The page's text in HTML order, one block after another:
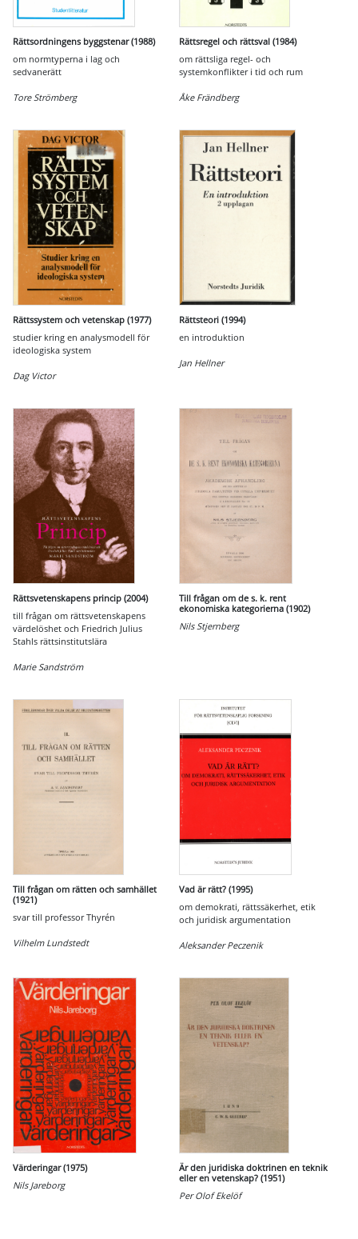
Rättsordningens byggstenar (1988)
om normtyperna i lag och
sedvanerätt
Tore Strömberg
Rättsregel och rättsval (1984)
om rättsliga regel- och
systemkonflikter i tid och rum
Åke Frändberg
Rättssystem och vetenskap (1977)
studier kring en analysmodell för
ideologiska system
Dag Victor
Rättsteori (1994)
en introduktion
Jan Hellner
Rättsvetenskapens princip (2004)
till frågan om rättsvetenskapens
värdelöshet och Friedrich Julius
Stahls rättsinstitutslära
Marie Sandström
Till frågan om de s. k. rent
ekonomiska kategorierna (1902)
Nils Stjernberg
Till frågan om rätten och samhället
(1921)
svar till professor Thyrén
Vilhelm Lundstedt
Vad är rätt? (1995)
om demokrati, rättssäkerhet, etik
och juridisk argumentation
Aleksander Peczenik
Värderingar (1975)
Nils Jareborg
Är den juridiska doktrinen en teknik
eller en vetenskap? (1951)
Per Olof Ekelöf